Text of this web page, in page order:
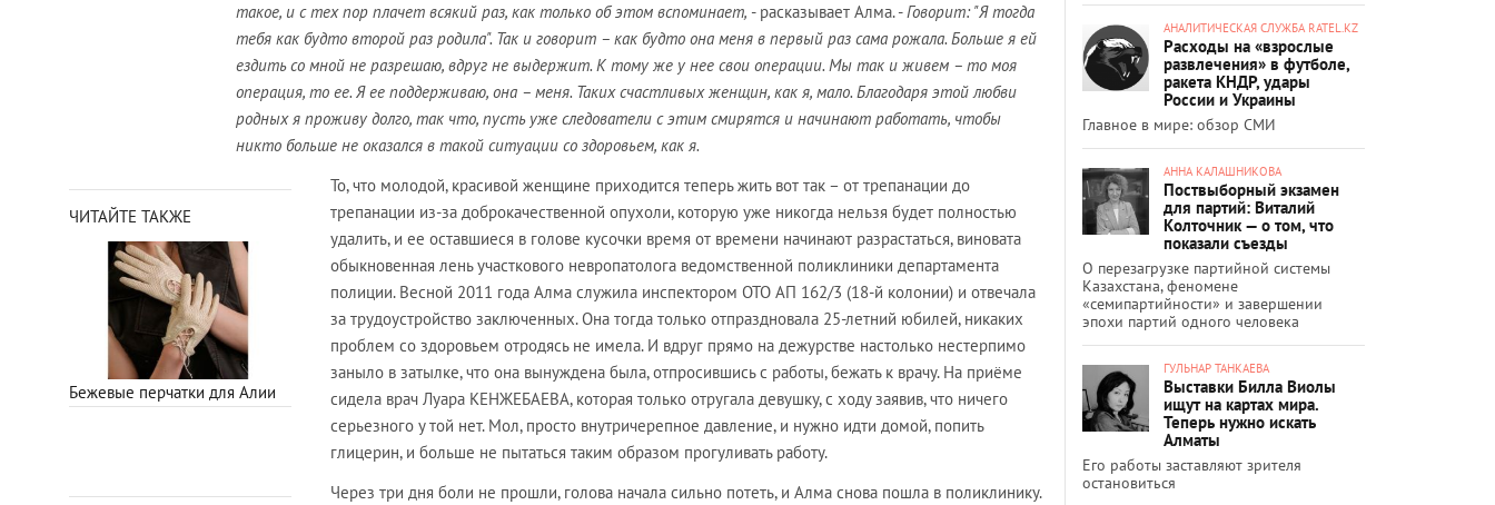
такое, и с тех пор плачет всякий раз, как только об этом вспоминает, - расказывает Алма. -Говорит: "Я тогда
тебя как будто второй раз родила". Так и говорит – как будто она меня в первый раз сама рожала. Больше я ей
ездить со мной не разрешаю, вдруг не выдержит. К тому же у нее свои операции. Мы так и живем – то моя
операция, то ее. Я ее поддерживаю, она – меня. Таких счастливых женщин, как я, мало. Благодаря этой любви
родных я проживу долго, так что, пусть уже следователи с этим смирятся и начинают работать, чтобы
никто больше не оказался в такой ситуации со здоровьем, как я.
ЧИТАЙТЕ ТАКЖЕ
Бежевые перчатки для Алии
То, что молодой, красивой женщине приходится теперь жить вот так – от трепанации до
трепанации из-за доброкачественной опухоли, которую уже никогда нельзя будет полностью
удалить, и ее оставшиеся в голове кусочки время от времени начинают разрастаться, виновата
обыкновенная лень участкового невропатолога ведомственной поликлиники департамента
полиции. Весной 2011 года Алма служила инспектором ОТО АП 162/3 (18-й колонии) и отвечала
за трудоустройство заключенных. Она тогда только отпраздновала 25-летний юбилей, никаких
проблем со здоровьем отродясь не имела. И вдруг прямо на дежурстве настолько нестерпимо
заныло в затылке, что она вынуждена была, отпросившись с работы, бежать к врачу. На приёме
сидела врач Луара КЕНЖЕБАЕВА, которая только отругала девушку, с ходу заявив, что ничего
серьезного у той нет. Мол, просто внутричерепное давление, и нужно идти домой, попить
глицерин, и больше не пытаться таким образом прогуливать работу.
Через три дня боли не прошли, голова начала сильно потеть, и Алма снова пошла в поликлинику.
АНАЛИТИЧЕСКАЯ СЛУЖБА RATEL.KZ
Расходы на «взрослые
развлечения» в футболе,
ракета КНДР, удары
России и Украины
Главное в мире: обзор СМИ
АННА КАЛАШНИКОВА
Поствыборный экзамен
для партий: Виталий
Колточник — о том, что
показали съезды
О перезагрузке партийной системы
Казахстана, феномене
«семипартийности» и завершении
эпохи партий одного человека
ГУЛЬНАР ТАНКАЕВА
Выставки Билла Виолы
ищут на картах мира.
Теперь нужно искать
Алматы
Его работы заставляют зрителя
остановиться